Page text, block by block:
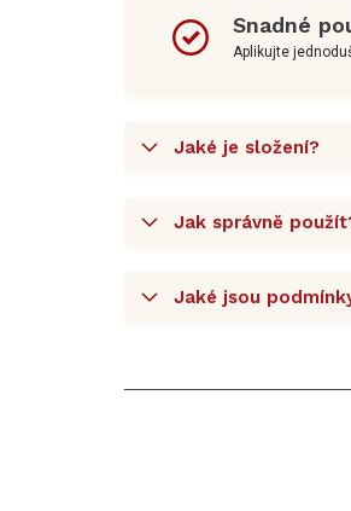
Snadné
Aplikujte
Jaké je složení?
Jak správně
Jaké jsou